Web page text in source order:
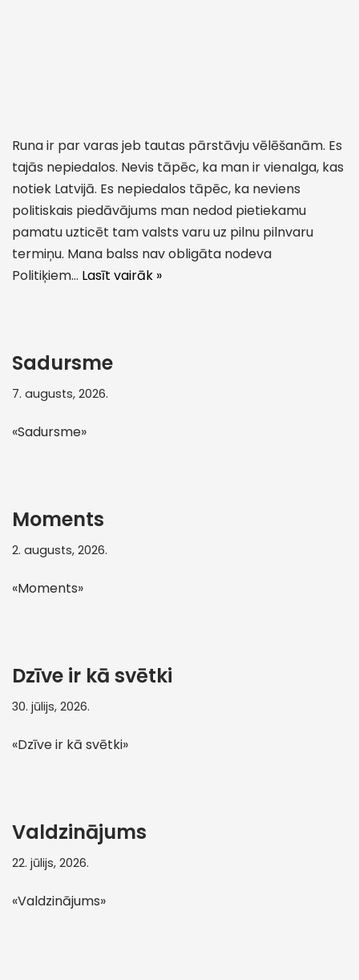
Runa ir par varas jeb tautas pārstāvju vēlēšanām. Es
tajās nepiedalos. Nevis tāpēc, ka man ir vienalga, kas
notiek Latvijā. Es nepiedalos tāpēc, ka neviens
politiskais piedāvājums man nedod pietiekamu
pamatu uzticēt tam valsts varu uz pilnu pilnvaru
termiņu. Mana balss nav obligāta nodeva
Politiķiem… Lasīt vairāk »
Sadursme
7. augusts, 2026.
«Sadursme»
Moments
2. augusts, 2026.
«Moments»
Dzīve ir kā svētki
30. jūlijs, 2026.
«Dzīve ir kā svētki»
Valdzinājums
22. jūlijs, 2026.
«Valdzinājums»